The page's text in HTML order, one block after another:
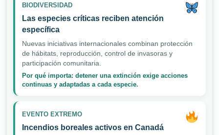
BIODIVERSIDAD
Las especies críticas reciben atención
específica
Nuevas iniciativas internacionales combinan protección
de hábitats, reproducción, control de invasoras y
participación comunitaria.
Por qué importa: detener una extinción exige acciones
continuas y adaptadas a cada especie.
EVENTO EXTREMO
Incendios boreales activos en Canadá